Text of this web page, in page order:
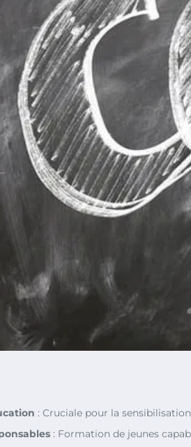
: Cruciale pour la
: Formation de jeunes